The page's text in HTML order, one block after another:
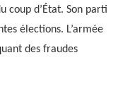
coup d’État. Son parti
élections. L’armée
des fraudes